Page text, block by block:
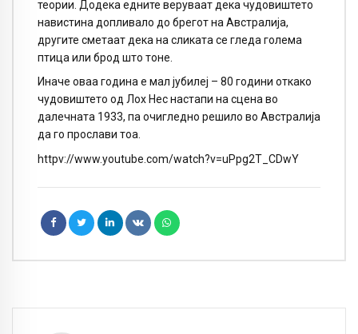
теории. Додека едните веруваат дека чудовиштето
навистина допливало до брегот на Австралија,
другите сметаат дека на сликата се гледа голема
птица или брод што тоне.
Иначе оваа година е мал јубилеј – 80 години откако
чудовиштето од Лох Нес настапи на сцена во
далечната 1933, па очигледно решило во Австралија
да го прослави тоа.
httpv://www.youtube.com/watch?v=uPpg2T_CDwY